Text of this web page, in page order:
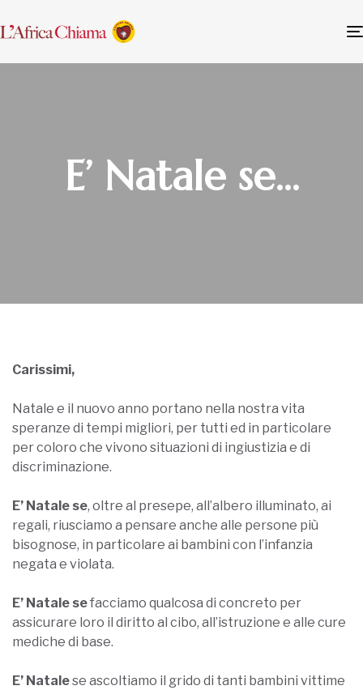
E’ Natale se…
Carissimi,
Natale e il nuovo anno portano nella nostra vita
speranze di tempi migliori, per tutti ed in particolare
per coloro che vivono situazioni di ingiustizia e di
discriminazione.
E’ Natale se, oltre al presepe, all’albero illuminato, ai
regali, riusciamo a pensare anche alle persone più
bisognose, in particolare ai bambini con l’infanzia
negata e violata.
E’ Natale sefacciamo qualcosa di concreto per
assicurare loro il diritto al cibo, all’istruzione e alle cure
mediche di base.
E’ Natalese ascoltiamo il grido di tanti bambini vittime